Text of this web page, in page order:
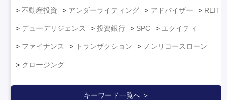
不動産投資 アンダーライティング アドバイザー REIT
デューデリジェンス 投資銀行 SPC エクイティ
ファイナンス トランザクション ノンリコースローン
クロージング
キーワード一覧へ ＞